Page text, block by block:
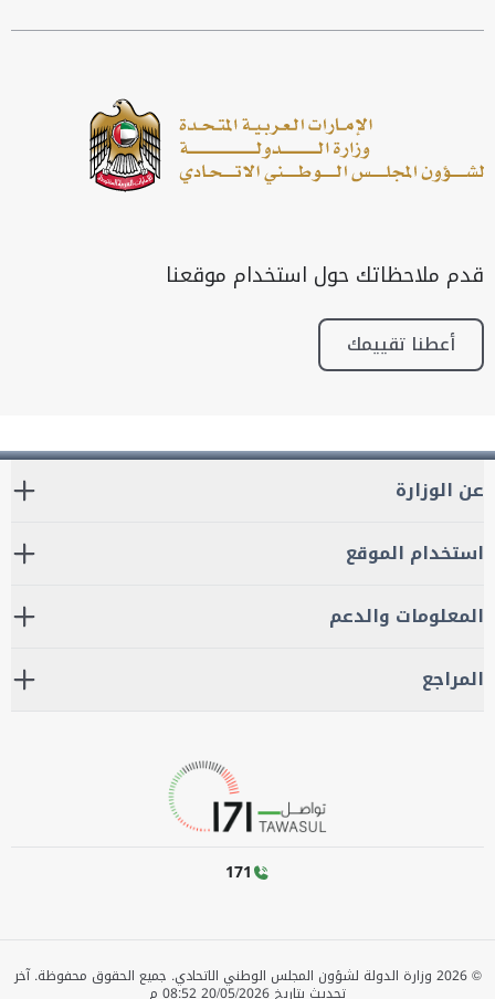
قدم ملاحظاتك حول استخدام موقعنا
أعطنا تقييمك
عن الوزارة
استخدام الموقع
المعلومات والدعم
المراجع
171
©
2026 وزارة الدولة لشؤون المجلس الوطني الاتحادي. جميع الحقوق محفوظة.آخر
تحديث بتاريخ 20/05/2026 08:52 م